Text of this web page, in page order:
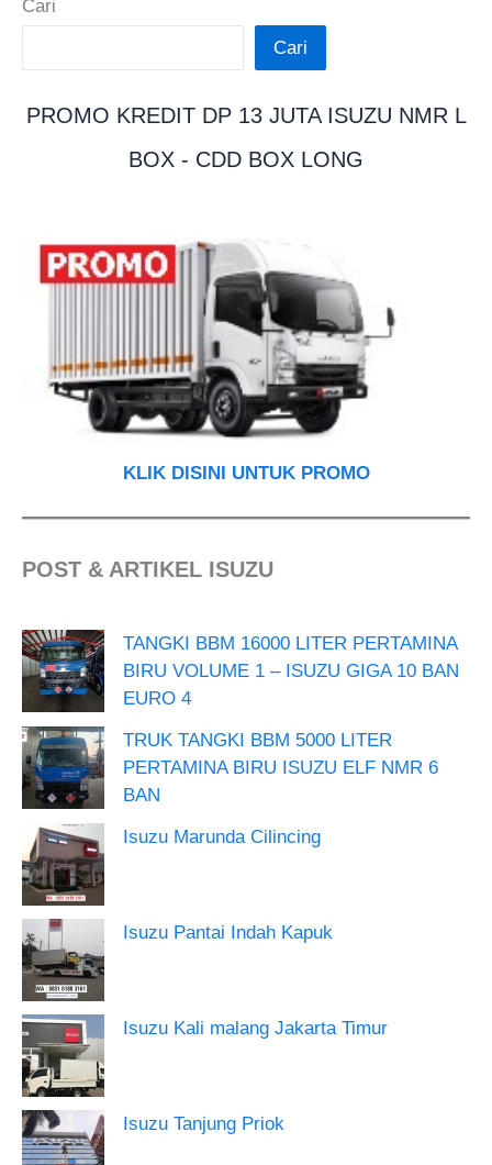
Cari
Cari
PROMO KREDIT DP 13 JUTA ISUZU NMR L
BOX - CDD BOX LONG
KLIK DISINI UNTUK PROMO
POST & ARTIKEL ISUZU
TANGKI BBM 16000 LITER PERTAMINA
BIRU VOLUME 1 – ISUZU GIGA 10 BAN
EURO 4
TRUK TANGKI BBM 5000 LITER
PERTAMINA BIRU ISUZU ELF NMR 6
BAN
Isuzu Marunda Cilincing
Isuzu Pantai Indah Kapuk
Isuzu Kali malang Jakarta Timur
Isuzu Tanjung Priok